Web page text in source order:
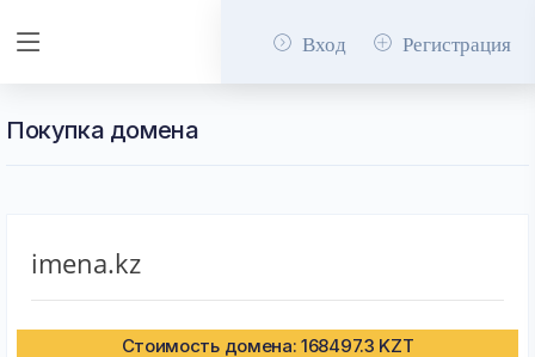
Вход Регистрация
Покупка домена
imena.kz
Стоимость домена: 168497.3 KZT